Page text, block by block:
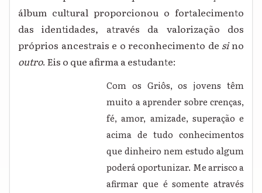
álbum cultural proporcionou o fortalecimento
das identidades, através da valorização dos
próprios ancestrais e o reconhecimento de sino
outro. Eis o que afirma a estudante:
Com os Griôs, os jovens têm
muito a aprender sobre crenças,
fé, amor, amizade, superação e
acima de tudo conhecimentos
que dinheiro nem estudo algum
poderá oportunizar. Me arrisco a
afirmar que é somente através